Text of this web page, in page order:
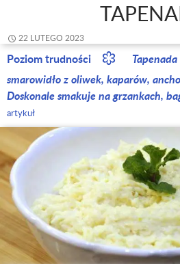
22 LUTEGO 2023
Poziom trudności
Tapenada
smarowidło z oliwek, kaparów,
Doskonale smakuje na grzankach,
artykuł